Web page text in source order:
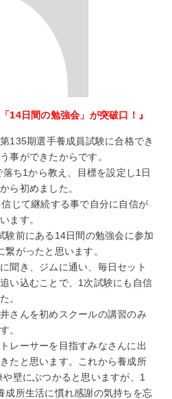
14日間の勉強会」が突破口！』
135期選手養成員試験に合格でき
事ができたからです。
ち1から教え、目標を設定し1日
ら初めました。
じて継続する事で自分に自信が
ます。
験前にある14日間の勉強会に参加
がったと思います。
聞き、ジムに通い、毎日セット
い込むことで、1次試験にも自信
。
さんを初めスクールの講習のみ
。
レーサーを目指すみなさんに出
たと思います。これから養成所
壁にぶつかると思いますが、1
成所生活に慣れ感謝の気持ちを忘